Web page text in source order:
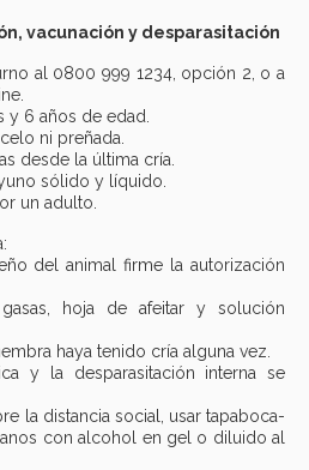
vacunación y desparasitación
al 0800 999 1234, opción 2, o a
y 6 años de edad.
ni preñada.
desde la última cría.
sólido y líquido.
un adulto.
del animal firme la autorización
hoja de afeitar y solución
haya tenido cría alguna vez.
y la desparasitación interna se
la distancia social, usar tapaboca-
con alcohol en gel o diluido al